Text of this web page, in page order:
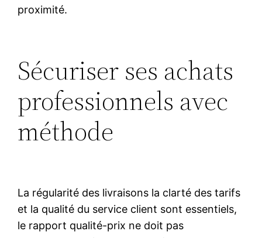
proximité.
Sécuriser ses achats
professionnels avec
méthode
La régularité des livraisons la clarté des tarifs
et la qualité du service client sont essentiels,
le rapport qualité-prix ne doit pas